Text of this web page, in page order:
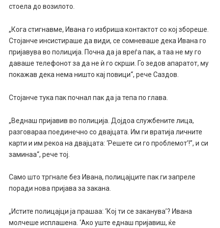
стоела до возилото.
„Кога стигнавме, Ивана го избриша контактот со кој збореше.
Стојанче инсистираше да види, се сомневаше дека Ивана го
пријавува во полиција. Почна да ја вреѓа пак, а таа не му го
даваше телефонот за да не ѝ го скрши. Го зедов апаратот, му
покажав дека нема ништо кај повици“, рече Саздов.
Стојанче тука пак почнал пак да ја тепа по глава.
„Веднаш пријавив во полиција. Дојдоа службените лица,
разговараа поединечно со двајцата. Им ги вратија личните
карти и им рекоа на двајцата: ‘Решете си го проблемот’!”, и си
заминаа“, рече тој.
Само што тргнале без Ивана, полицајците пак ги запреле
поради нова пријава за закана.
„Истите полицајци ја прашаа: ‘Кој ти се заканува’? Ивана
молчеше исплашена. ‘Ако уште еднаш пријавиш, ќе